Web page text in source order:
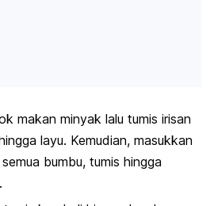
makan minyak lalu tumis irisan
layu. Kemudian, masukkan
bumbu, tumis hingga